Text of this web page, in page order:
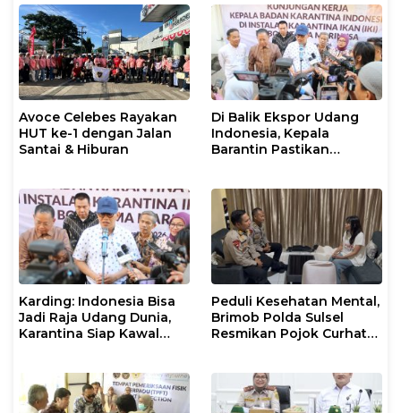
Avoce Celebes Rayakan
HUT ke-1 dengan Jalan
Santai & Hiburan
Di Balik Ekspor Udang
Indonesia, Kepala
Barantin Pastikan
Karding: Indonesia Bisa
Jadi Raja Udang Dunia,
Karantina Siap Kawal
Peduli Kesehatan Mental,
Brimob Polda Sulsel
Resmikan Pojok Curhat